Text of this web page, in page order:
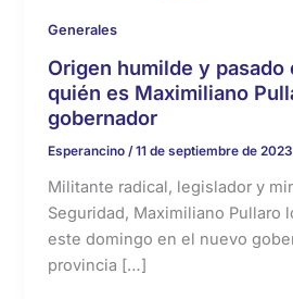
Generales
Origen humilde y pasado
quién es Maximiliano
gobernador
Esperancino/11 de septiembre de 2023
Militante radical, legislador y
Seguridad, Maximiliano Pullaro
este domingo en el nuevo
provincia […]